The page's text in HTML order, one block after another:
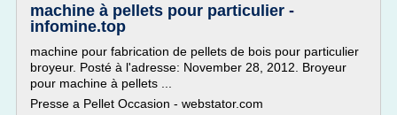
machine à pellets pour particulier -
infomine.top
machine pour fabrication de pellets de bois pour particulier
broyeur. Posté à l'adresse: November 28, 2012. Broyeur
pour machine à pellets ...
Presse a Pellet Occasion - webstator.com